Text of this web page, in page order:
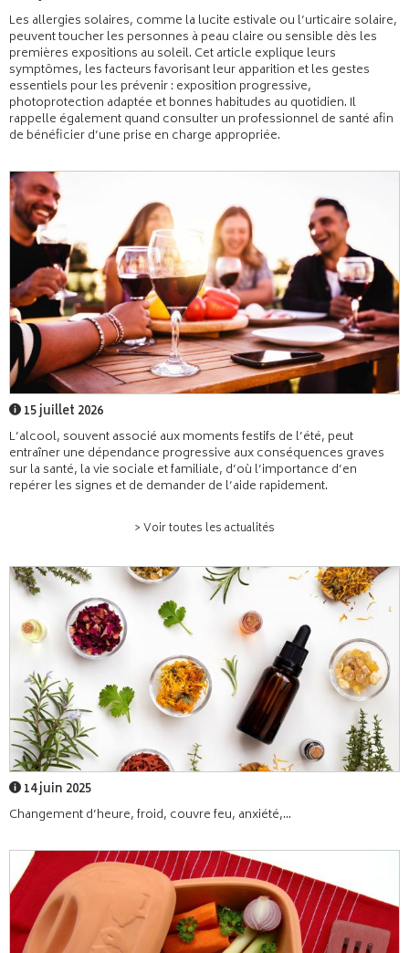
Les allergies solaires, comme la lucite estivale ou l’urticaire solaire,
peuvent toucher les personnes à peau claire ou sensible dès les
premières expositions au soleil. Cet article explique leurs
symptômes, les facteurs favorisant leur apparition et les gestes
essentiels pour les prévenir : exposition progressive,
photoprotection adaptée et bonnes habitudes au quotidien. Il
rappelle également quand consulter un professionnel de santé afin
de bénéficier d’une prise en charge appropriée.
15 juillet 2026
L’alcool, souvent associé aux moments festifs de l’été, peut
entraîner une dépendance progressive aux conséquences graves
sur la santé, la vie sociale et familiale, d’où l’importance d’en
repérer les signes et de demander de l’aide rapidement.
> Voir toutes les actualités
14 juin 2025
Changement d’heure, froid, couvre feu, anxiété,...